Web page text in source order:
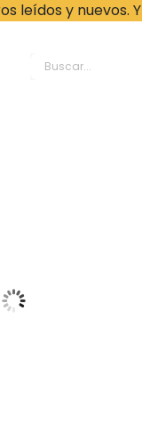
leídos y nuevos.